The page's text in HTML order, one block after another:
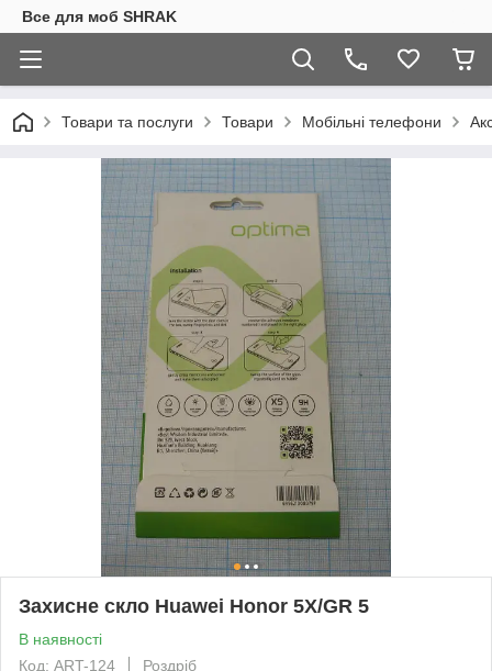
Все для моб SHRAK
Товари та послуги Товари Мобільні телефони
Захисне скло Huawei Honor 5X/GR 5
В наявності
Код: ART-124
Роздріб